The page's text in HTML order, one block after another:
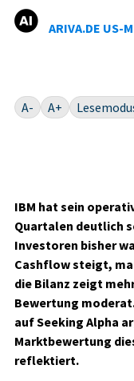
ARIVA.DE US-
A- A+
IBM hat sein
Quartalen deutlich
Investoren bisher
Cashflow steigt,
die Bilanz zeigt
Bewertung
auf Seeking Alpha
Marktbewertung
reflektiert.